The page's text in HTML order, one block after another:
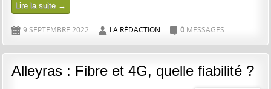
Lire la suite →
D 9 SEPTEMBRE 2022 A LA RÉDACTION 0MESSAGES
Alleyras : Fibre et 4G, quelle fiabilité ?